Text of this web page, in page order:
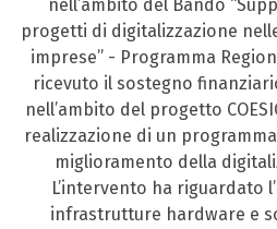
nell’ambito del Bando
progetti di digitalizzazione
imprese” - Programma
ricevuto il sostegno
nell’ambito del progetto
realizzazione di un
miglioramento della
L’intervento ha riguardato
infrastrutture hardware e